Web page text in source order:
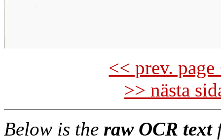
<< prev.
>> nästa
Below is the raw OCR text